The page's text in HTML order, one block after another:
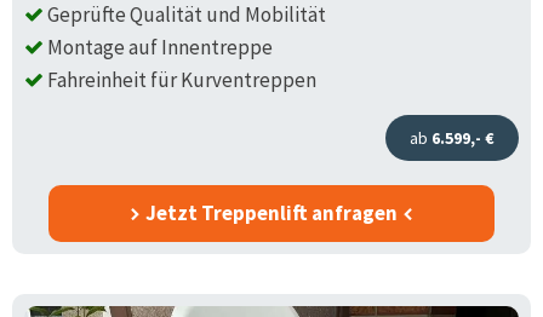
Geprüfte Qualität und Mobilität
Montage auf Innentreppe
Fahreinheit für Kurventreppen
ab 6.599,- €
Jetzt Treppenlift anfragen